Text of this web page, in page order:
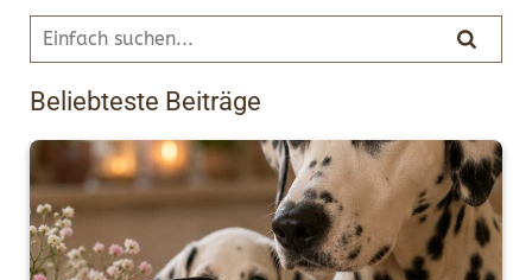
Beliebteste Beiträge